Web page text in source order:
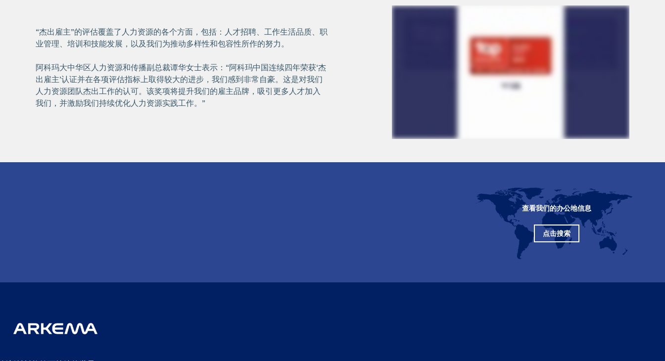
“杰出雇主”的评估覆盖了人力资源的各个方面，包括：人才招聘、工作生活品质、职
业管理、培训和技能发展，以及我们为推动多样性和包容性所作的努力。
阿科玛大中华区人力资源和传播副总裁谭华女士表示：“阿科玛中国连续四年荣获‘杰
出雇主’认证并在各项评估指标上取得较大的进步，我们感到非常自豪。这是对我们
人力资源团队杰出工作的认可。该奖项将提升我们的雇主品牌，吸引更多人才加入
我们，并激励我们持续优化人力资源实践工作。”
查看我们的办公地信息
点击搜索